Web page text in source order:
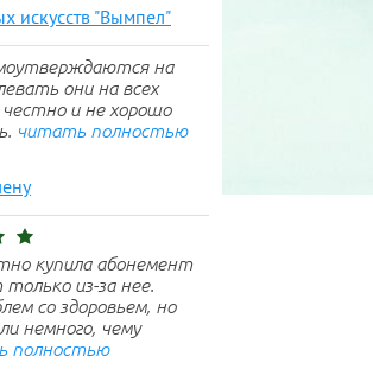
искусств "Вымпел"
на
они на всех
и не хорошо
читать полностью
купила абонемент
из-за нее.
со здоровьем, но
немного, чему
полностью